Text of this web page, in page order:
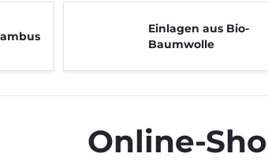
Einlagen aus Bio-
Baumwolle
Online-